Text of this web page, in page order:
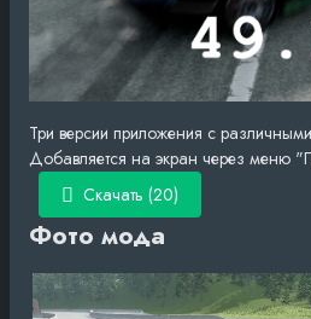
Три версии приложения с
Добавляется на экран через меню
Скачать (20)
Фото мода